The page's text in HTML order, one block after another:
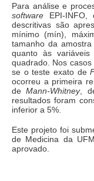
Para análise e
software EPI-INFO,
descritivas são
mínimo (mín),
tamanho da
quanto às
quadrado. Nos
se o teste exato de
ocorreu a primeira
deMann-Whitney,
resultados foram
inferior a 5%.
Este projeto foi
de Medicina da
aprovado.